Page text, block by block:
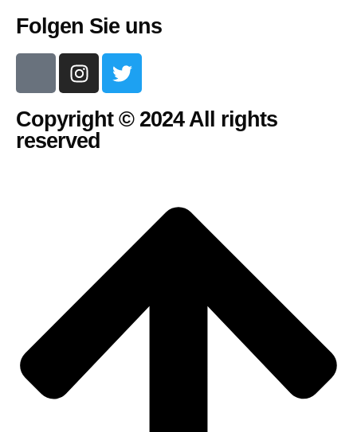
Folgen Sie uns
Copyright © 2024 All rights
reserved